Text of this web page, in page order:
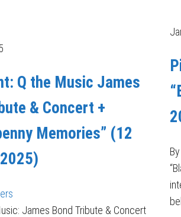
Q the Music James
& Concert +
Memories” (12
James Bond Tribute & Concert
By